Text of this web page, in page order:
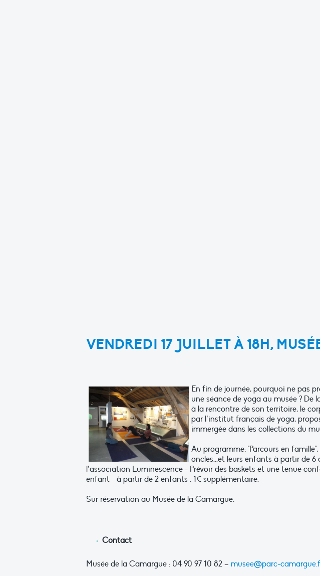
VENDREDI 17 JUILLET À 18H,
En fin de journée, pourquoi ne pas
une séance de yoga au musée ? De
à la rencontre de son territoire, le
par l’institut français de yoga,
immergée dans les collections du
Au programme: "Parcours en
oncles...et leurs enfants à partir de 6
l’association Luminescence - Prévoir des baskets et une tenue
enfant - à partir de 2 enfants : 1€ supplémentaire.
Sur réservation au Musée de la Camargue.
Contact
Musée de la Camargue : 04 90 97 10 82 – musee@parc-